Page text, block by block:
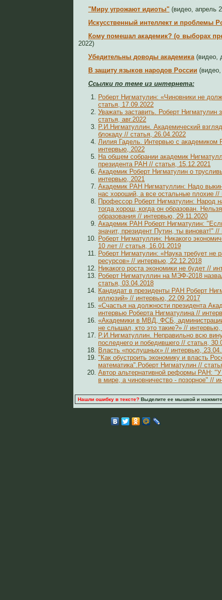
"Миру угрожают идиоты" (видео, апрель
Искусственный интеллект и проблемы
Кому помешал академик? (о выборах
2022)
Убедительны доводы академика(видео,
В защиту языков народов России
Ссылки по теме из интернета:
Роберт Нигматулин: «Чиновники не
статья, 17.09.2022
Уважать заставить. Роберт Нигматулин
статья, авг.2022
Р.И.Нигматуллин. Академический
блокаду // статья, 26.04.2022
Лилия Гадель. Интервью с академиком
интервью, 2022
На общем собрании академик
президента РАН // статья, 15.12.2021
Академик Роберт Нигматулин о
интервью, 2021
Академик РАН Нигматуллин: Надо
нас хороший, а все остальные плохие //
Профессор Роберт Нигматулин: Народ
тогда хорош, когда он образован.
образования // интервью, 29.11.2020
Академик РАН Роберт Нигматулин:
значит, президент Путин, ты виноват!"
Роберт Нигматуллин: Никакого
10 лет // статья, 16.01.2019
Роберт Нигматулин: «Наука требует не
ресурсов» // интервью, 22.12.2018
Никакого роста экономики не будет //
Роберт Нигматуллин на МЭФ-2018
статья, 03.04.2018
Кандидат в президенты РАН Роберт
иллюзий» // интервью, 22.09.2017
«Счастья на должности президента
интервью Роберта Нигматулина //
«Академики в МВД, ФСБ,
не слышал, кто это такие?» // интервью,
Р.И.Нигматуллин. Неправильно всю
последнего и победившего // статья,
Власть «послушных» // интервью,
"Как обустроить экономику и власть
математика".Роберт Нигматулин //
Автор альтернативной реформы РАН:
в мире, а чиновничество - позорное" //
Нашли ошибку в тексте?Выделите ее мышкой и нажмите